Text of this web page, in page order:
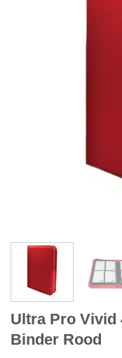
Ultra Pro Vivid
Binder Rood